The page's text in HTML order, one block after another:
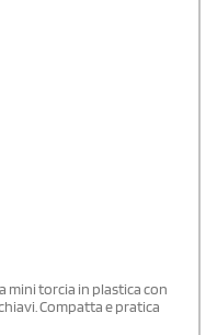
mini torcia in plastica con
Compatta e pratica